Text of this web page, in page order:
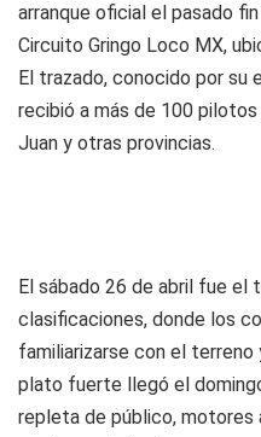
arranque oficial el pasado
Circuito Gringo Loco MX,
El trazado, conocido por su
recibió a más de 100
Juan y otras provincias.
El sábado 26 de abril fue el
clasificaciones, donde los
familiarizarse con el
plato fuerte llegó el
repleta de público, motores